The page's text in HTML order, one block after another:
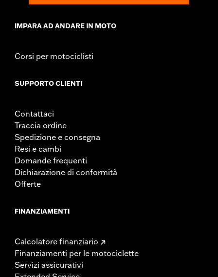
IMPARA AD ANDARE IN MOTO
Corsi per motociclisti
SUPPORTO CLIENTI
Contattaci
Traccia ordine
Spedizione e consegna
Resi e cambi
Domande frequenti
Dichiarazione di conformità
Offerte
FINANZIAMENTI
Calcolatore finanziario
Finanziamenti per le motociclette
Servizi assicurativi